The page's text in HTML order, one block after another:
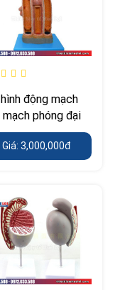
động mạch
phóng đại
Giá: 3,000,000đ